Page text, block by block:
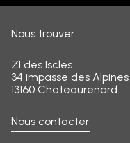
Nous trouver
ZI des Iscles
34 impasse des Alpines
13160 Chateaurenard
Nous contacter